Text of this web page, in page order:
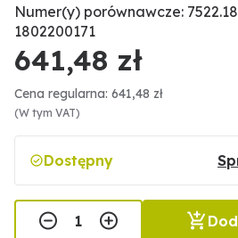
Numer(y) porównawcze:
1802200171
641,48 zł
Cena regularna: 641,48 zł
(W tym VAT)
Dostępny